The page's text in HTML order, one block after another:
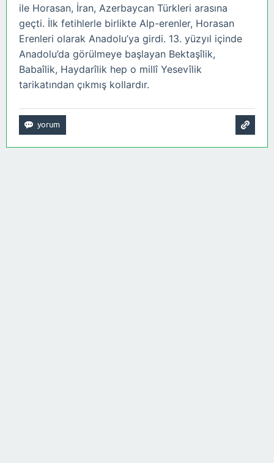
ile Horasan, İran, Azerbaycan Türkleri arasına
geçti. İlk fetihlerle birlikte Alp-erenler, Horasan
Erenleri olarak Anadolu’ya girdi. 13. yüzyıl içinde
Anadolu’da görülmeye başlayan Bektaşîlik,
Babaîlik, Haydarîlik hep o millî Yesevîlik
tarikatından çıkmış kollardır.